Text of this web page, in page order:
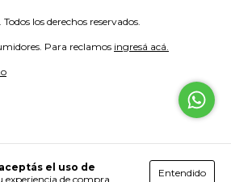
aceptás el uso de
de compra.
Entendido
los derechos reservados.
Para reclamos ingresá acá.